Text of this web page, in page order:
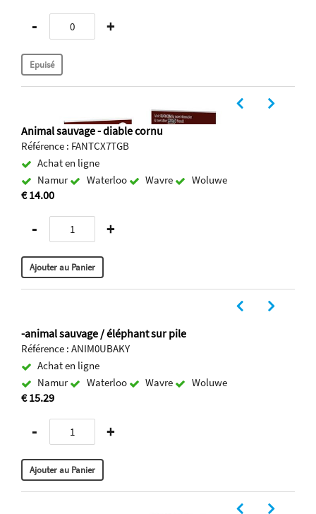
- +
Animal sauvage - diable cornu
Référence : FANTCX7TGB
Achat en ligne
Namur
Waterloo Wavre Woluwe
€ 14.00
- +
-animal sauvage / éléphant sur pile
Référence : ANIM0UBAKY
Achat en ligne
Namur
Waterloo Wavre Woluwe
€ 15.29
- +